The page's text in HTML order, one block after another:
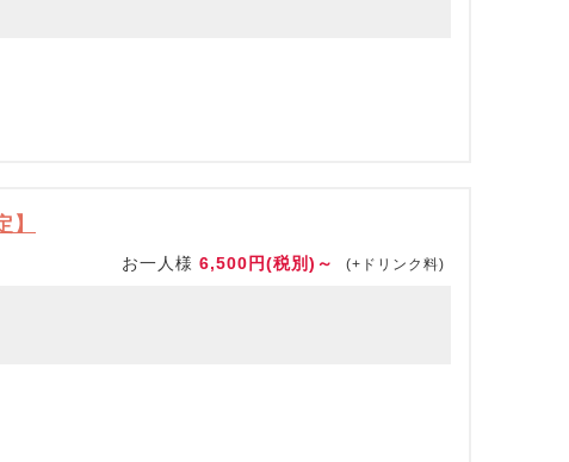
】
お一人様 6,500円(税別)～ (+ドリンク料)